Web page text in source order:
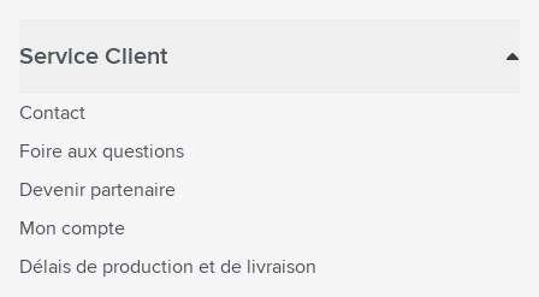
Service Client
Contact
Foire aux questions
Devenir partenaire
Mon compte
Délais de production et de livraison